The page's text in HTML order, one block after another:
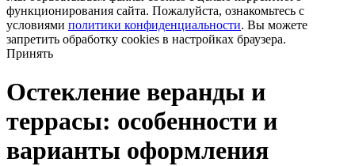
функционирования сайта. Пожалуйста, ознакомьтесь с
условиями политики конфиденциальности. Вы можете
запретить обработку cookies в настройках браузера.
Принять
Остекление веранды и
террасы: особенности и
варианты оформления